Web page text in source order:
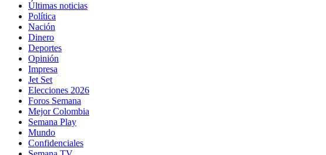
Últimas noticias
Política
Nación
Dinero
Deportes
Opinión
Impresa
Jet Set
Elecciones 2026
Foros Semana
Mejor Colombia
Semana Play
Mundo
Confidenciales